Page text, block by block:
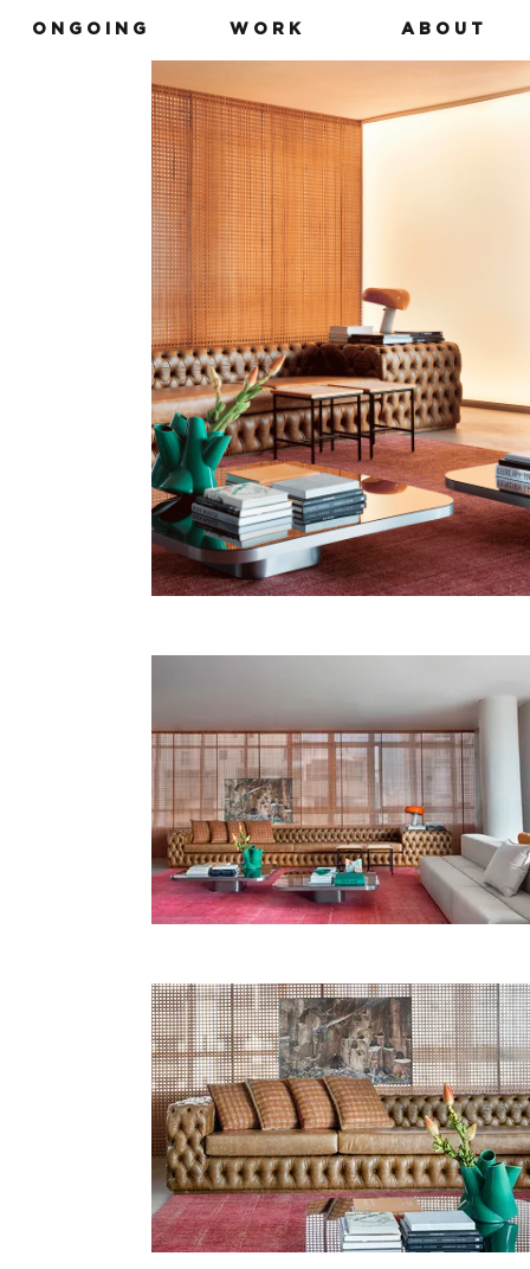
A B O U T
O N G O I N G W O R K